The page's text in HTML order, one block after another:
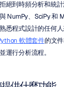
絕到時頻分析和統
NumPy、SciPy 和
悉程式設計的任何
軟體套件的文
運行分析流程。